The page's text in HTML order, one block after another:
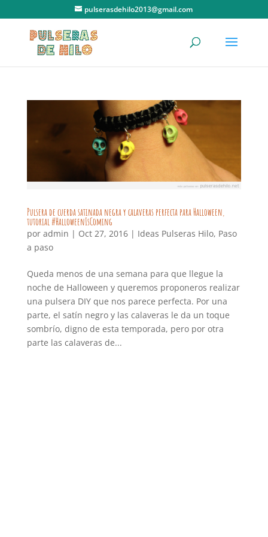
pulserasdehilo2013@gmail.com
Pulsera de cuerda satinada negra y calaveras perfecta para Halloween,
tutorial #HalloweenIsComing
por admin | Oct 27, 2016| Ideas Pulseras Hilo, Paso
a paso
Queda menos de una semana para que llegue la
noche de Halloween y queremos proponeros realizar
una pulsera DIY que nos parece perfecta. Por una
parte, el satín negro y las calaveras le da un toque
sombrío, digno de esta temporada, pero por otra
parte las calaveras de...